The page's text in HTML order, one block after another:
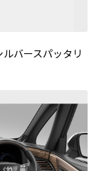
バースパッタリ